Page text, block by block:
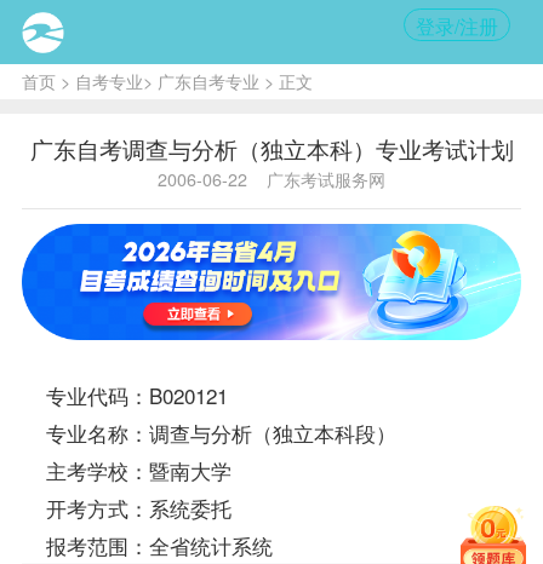
登录/注册
首页> 自考专业> 广东自考专业 > 正文
广东自考调查与分析（独立本科）专业考试计划
2006-06-22 广东考试服务网
专业代码：B020121
专业名称：调查与分析（独立本科段）
主考学校：暨南大学
开考方式：系统委托
报考范围：全省统计系统